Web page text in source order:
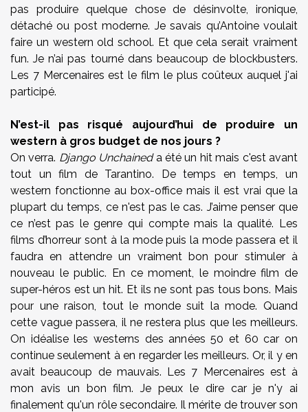
pas produire quelque chose de désinvolte, ironique,
détaché ou post moderne. Je savais qu’Antoine voulait
faire un western old school. Et que cela serait vraiment
fun. Je n’ai pas tourné dans beaucoup de blockbusters.
Les 7 Mercenaires est le film le plus coûteux auquel j'ai
participé.
N’est-il pas risqué aujourd’hui de produire un
western à gros budget de nos jours ?
On verra. Django Unchaineda été un hit mais c'est avant
tout un film de Tarantino. De temps en temps, un
western fonctionne au box-office mais il est vrai que la
plupart du temps, ce n'est pas le cas. J’aime penser que
ce n’est pas le genre qui compte mais la qualité. Les
films d’horreur sont à la mode puis la mode passera et il
faudra en attendre un vraiment bon pour stimuler à
nouveau le public. En ce moment, le moindre film de
super-héros est un hit. Et ils ne sont pas tous bons. Mais
pour une raison, tout le monde suit la mode. Quand
cette vague passera, il ne restera plus que les meilleurs.
On idéalise les westerns des années 50 et 60 car on
continue seulement à en regarder les meilleurs. Or, il y en
avait beaucoup de mauvais. Les 7 Mercenaires est à
mon avis un bon film. Je peux le dire car je n'y ai
finalement qu'un rôle secondaire. Il mérite de trouver son